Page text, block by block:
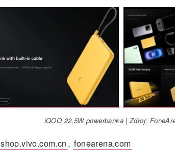
iQOO 22,5W powerbanka | Zdroj:
shop.vivo.com.cn , fonearena.com